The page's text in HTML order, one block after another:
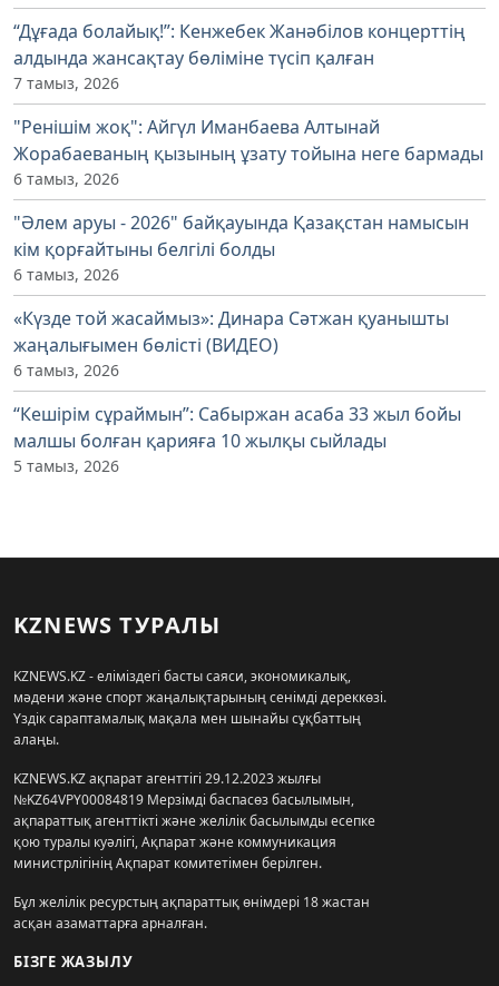
“Дұғада болайық!”: Кенжебек Жанәбілов концерттің
алдында жансақтау бөліміне түсіп қалған
7 тамыз, 2026
"Ренішім жоқ": Айгүл Иманбаева Алтынай
Жорабаеваның қызының ұзату тойына неге бармады
6 тамыз, 2026
"Әлем аруы - 2026" байқауында Қазақстан намысын
кім қорғайтыны белгілі болды
6 тамыз, 2026
«Күзде той жасаймыз»: Динара Сәтжан қуанышты
жаңалығымен бөлісті (ВИДЕО)
6 тамыз, 2026
“Кешірім сұраймын”: Сабыржан асаба 33 жыл бойы
малшы болған қарияға 10 жылқы сыйлады
5 тамыз, 2026
KZNEWS ТУРАЛЫ
KZNEWS.KZ - еліміздегі басты саяси, экономикалық,
мәдени және спорт жаңалықтарының сенімді дереккөзі.
Үздік сараптамалық мақала мен шынайы сұқбаттың
алаңы.
KZNEWS.KZ ақпарат агенттігі 29.12.2023 жылғы
№KZ64VPY00084819 Мерзімді баспасөз басылымын,
ақпараттық агенттікті және желілік басылымды есепке
қою туралы куәлігі, Ақпарат және коммуникация
министрлігінің Ақпарат комитетімен берілген.
Бұл желілік ресурстың ақпараттық өнімдері 18 жастан
асқан азаматтарға арналған.
БІЗГЕ ЖАЗЫЛУ